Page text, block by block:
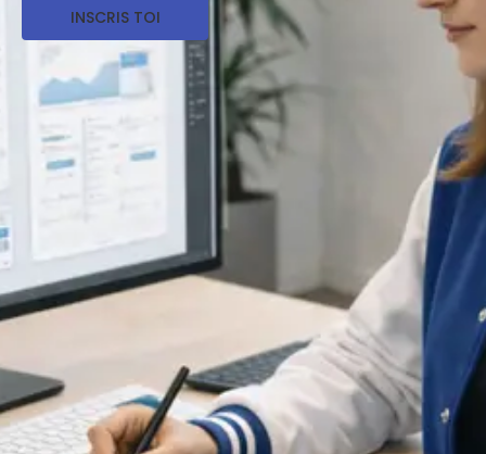
INSCRIS TOI